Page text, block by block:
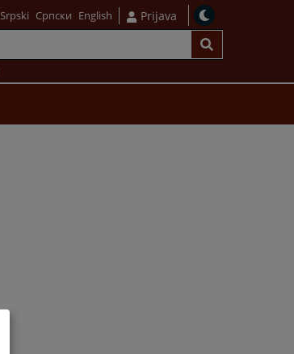
Srpski Српски English Prijava